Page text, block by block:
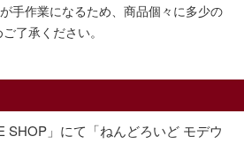
手作業になるため、商品個々に多少の
了承ください。
SHOP」にて「ねんどろいど モデウ